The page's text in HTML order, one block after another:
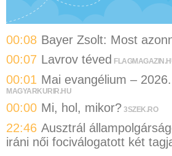
00:08 Bayer Zsolt: Most
00:07 Lavrov téved
00:01 Mai evangélium –
MAGYARKURIR.HU
00:00 Mi, hol, mikor? 3SZEK.RO
22:46 Ausztrál
iráni női fociválogatott két